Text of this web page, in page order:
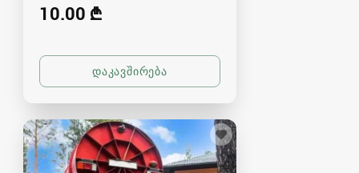
10.00 ₾